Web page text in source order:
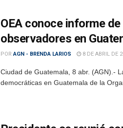
OEA conoce informe
observadores en
POR AGN - BRENDA LARIOS 8 DE ABRIL DE
Ciudad de Guatemala, 8 abr. (AGN).-
democráticas en Guatemala de la